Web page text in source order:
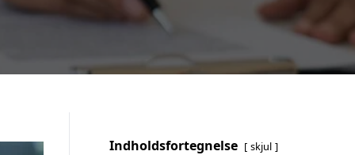
Indholdsfortegnelse skjul